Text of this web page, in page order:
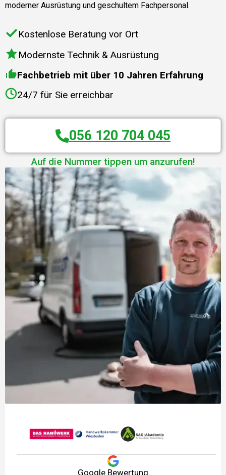
moderner Ausrüstung und geschultem Fachpersonal.
Kostenlose Beratung vor Ort
Modernste Technik & Ausrüstung
Fachbetrieb mit über 10 Jahren Erfahrung
24/7 für Sie erreichbar
056 120 704 045
Auf die Nummer tippen um anzurufen!
Google Bewertung